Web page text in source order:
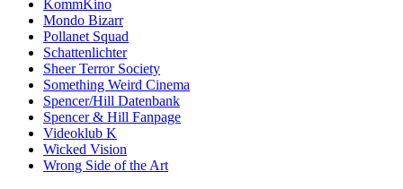
KommKino
Mondo Bizarr
Pollanet Squad
Schattenlichter
Sheer Terror Society
Something Weird Cinema
Spencer/Hill Datenbank
Spencer & Hill Fanpage
Videoklub K
Wicked Vision
Wrong Side of the Art